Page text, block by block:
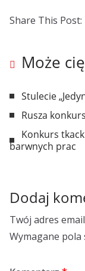
Share This Post:
Może
Stulecie
Rusza
Konkurs
barwnych prac
Dodaj
Twój adres
Wymagane pola